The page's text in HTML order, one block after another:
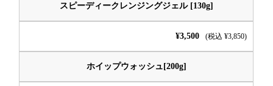
スピーディークレンジングジェル [130g]
¥3,500 (税込 ¥3,850)
ホイップウォッシュ[200g]